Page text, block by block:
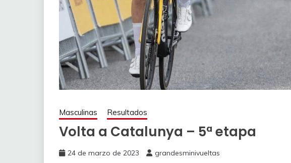
Masculinas Resultados
Volta a Catalunya – 5ª etapa
24 de marzo de 2023 grandesminivueltas